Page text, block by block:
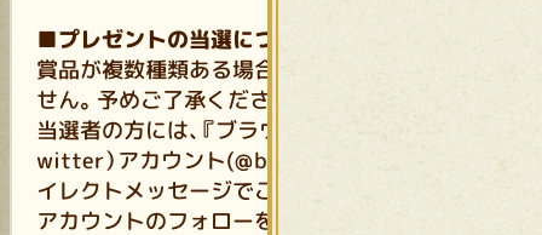
■プレゼントの当選について
賞品が複数種類ある場合、賞品をご選択が出来ま
せん。予めご了承ください。
当選者の方には、『ブラウザ三国志 天』公式Ｘ（T
witter）アカウント(@b3ten_3gokushi)からダ
イレクトメッセージでご連絡致します。
アカウントのフォローを外されますとご連絡が